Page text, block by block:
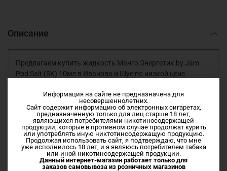
Описание
Предлагаем купить жидкость Манго Энергетик by Jam
Pod Salt (SK) 10мл в Иваново и Шуе по низкой цене
Коктейль из бодрящего энергетика с кусочками
тропического сладкого манго.
Vg/Pg 50/50
Nic Salt Soft Hit
Информация на сайте не предназначена для
несовершеннолетних.
Сайт содержит информацию об электронных сигаретах,
предназначенную только для лиц старше 18 лет,
являющихся потребителями никотиносодержащей
продукции, которые в противном случае продолжат курить
или употреблять иную никтотинсодержащую продукцию.
Продолжая использовать сайт, я подтверждаю, что мне
уже исполнилось 18 лет, и я являюсь потребителем табака
или иной никотинсодержащей продукции.
Данный интернет-магазин работает только для
заказов самовывоза из розничных магазинов